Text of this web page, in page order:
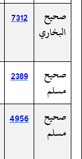
صحيح
البخاري
7312
صحيح
مسلم
2389
صحيح
مسلم
4956